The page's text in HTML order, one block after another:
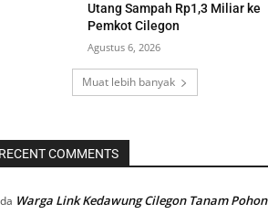
Utang Sampah Rp1,3 Miliar ke
Pemkot Cilegon
Agustus 6, 2026
Muat lebih banyak
COMMENTS
Warga Link Kedawung Cilegon Tanam Pohon